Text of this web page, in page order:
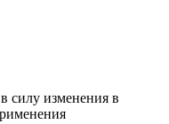
силу изменения в